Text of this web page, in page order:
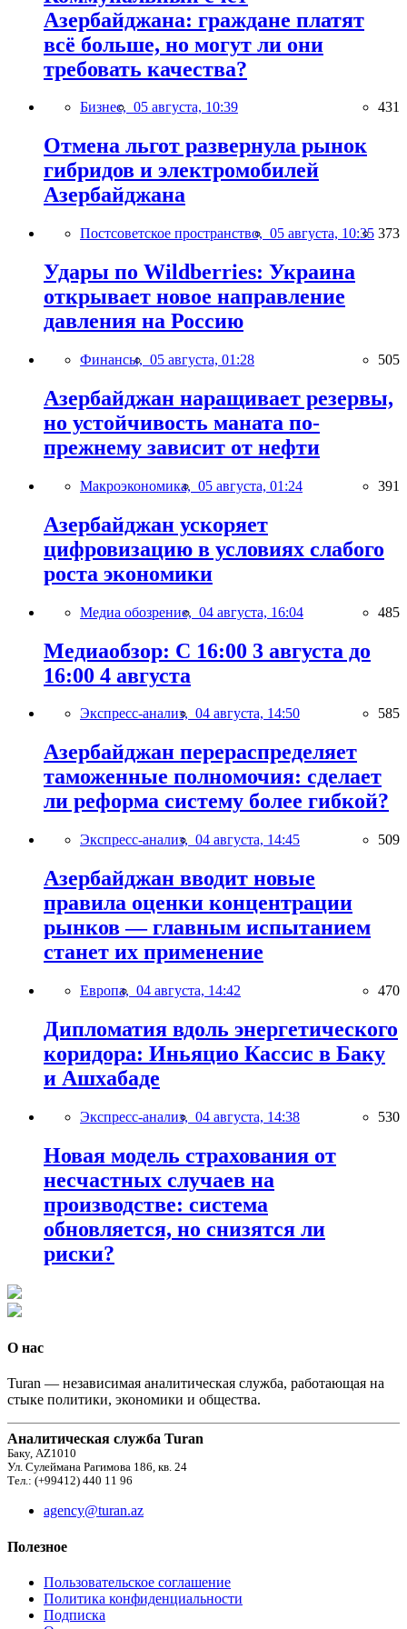
Азербайджана: граждане платят
всё больше, но могут ли они
требовать качества?
Бизнес, 05 августа, 10:39 431
Отмена льгот развернула рынок
гибридов и электромобилей
Азербайджана
Постсоветское пространство, 05 августа, 10:35 373
Удары по Wildberries: Украина
открывает новое направление
давления на Россию
Финансы, 05 августа, 01:28 505
Азербайджан наращивает резервы,
но устойчивость маната по-
прежнему зависит от нефти
Макроэкономика, 05 августа, 01:24 391
Азербайджан ускоряет
цифровизацию в условиях слабого
роста экономики
Медиа обозрение, 04 августа, 16:04 485
Медиаобзор: С 16:00 3 августа до
16:00 4 августа
Экспресс-анализ, 04 августа, 14:50 585
Азербайджан перераспределяет
таможенные полномочия: сделает
ли реформа систему более гибкой?
Экспресс-анализ, 04 августа, 14:45 509
Азербайджан вводит новые
правила оценки концентрации
рынков — главным испытанием
станет их применение
Европа, 04 августа, 14:42 470
Дипломатия вдоль энергетического
коридора: Иньяцио Кассис в Баку
и Ашхабаде
Экспресс-анализ, 04 августа, 14:38 530
Новая модель страхования от
несчастных случаев на
производстве: система
обновляется, но снизятся ли
риски?
О нас
Turan — независимая аналитическая служба, работающая на
стыке политики, экономики и общества.
Аналитическая служба Turan
Баку, AZ1010
Ул. Сулеймана Рагимова 186, кв. 24
Тел.: (+99412) 440 11 96
agency@turan.az
Полезное
Пользовательское соглашение
Политика конфиденциальности
Подписка